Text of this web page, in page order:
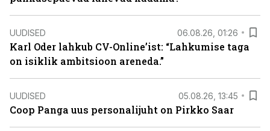
UUDISED 06.08.26, 01:26
Karl Oder lahkub CV-Online’ist: “Lahkumise taga
on isiklik ambitsioon areneda.”
UUDISED 05.08.26, 13:45
Coop Panga uus personalijuht on Pirkko Saar